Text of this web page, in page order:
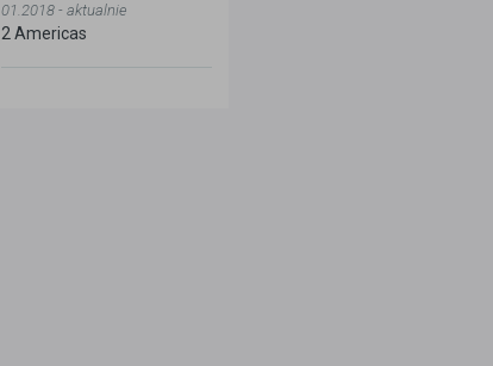
01.2018 - aktualnie
2 Americas